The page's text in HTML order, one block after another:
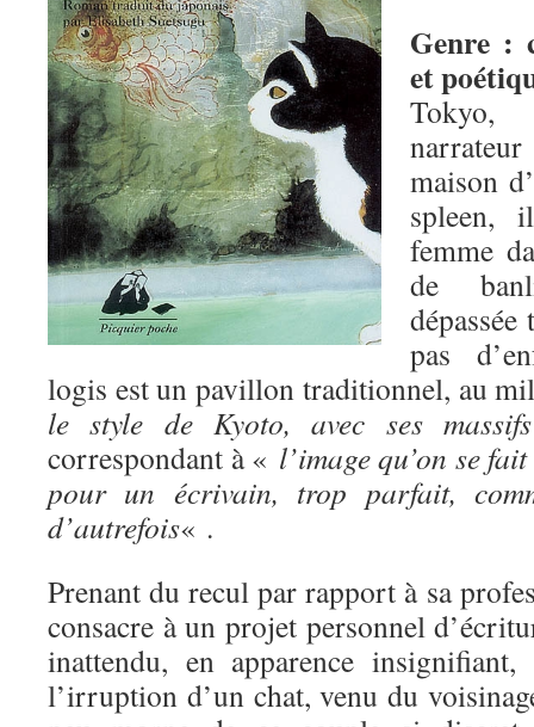
Genre :
et
maison
spleen,
femme
de
pas
logis est un pavillon traditionnel, au
le style de Kyoto, avec ses
correspondant à « l’image qu’on se
pour un écrivain, trop parfait,
d’autrefois« .
Prenant du recul par rapport à sa
consacre à un projet personnel
inattendu, en apparence
l’irruption d’un chat, venu du